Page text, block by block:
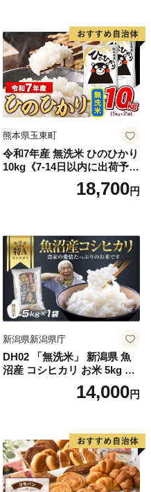
熊本県玉東町
令和7年産 無洗米 ひのひかり
10kg《7-14日以内に出荷予定
(土日祝除く)》コメ 米 無洗米
令和7年産 高レビュー｜人気
18,700円
新潟県新潟県庁
DH02 「無洗米」 新潟県 魚
沼産 コシヒカリ お米 5kg こ
しひかり 精米 米（お米の美
味しい炊き方ガイド付き）
14,000円